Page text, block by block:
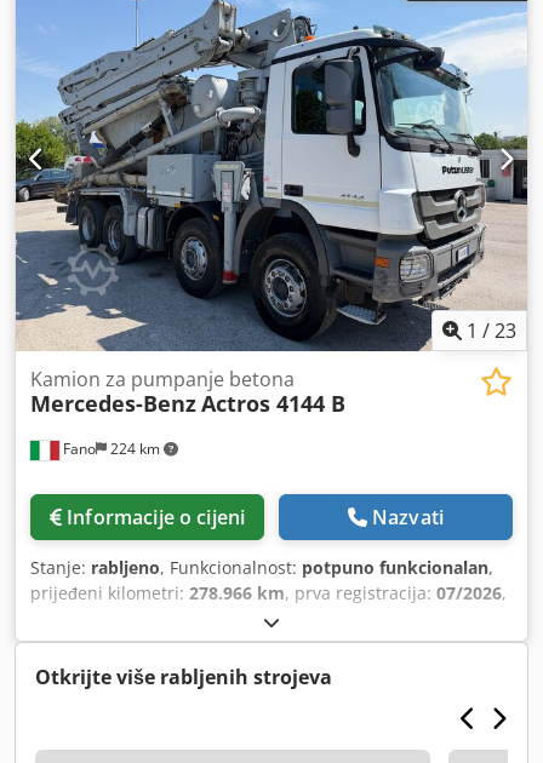
1 /23
Fano 224 km
Kamion za pumpanje betona
Mercedes-BenzActros 4144 B
Informacije o cijeni Nazvati
Stanje: rabljeno, Funkcionalnost: potpuno funkcionalan,
prijeđeni kilometri: 278.966 km, prva registracija: 07/2026,
Otkrijte više rabljenih strojeva